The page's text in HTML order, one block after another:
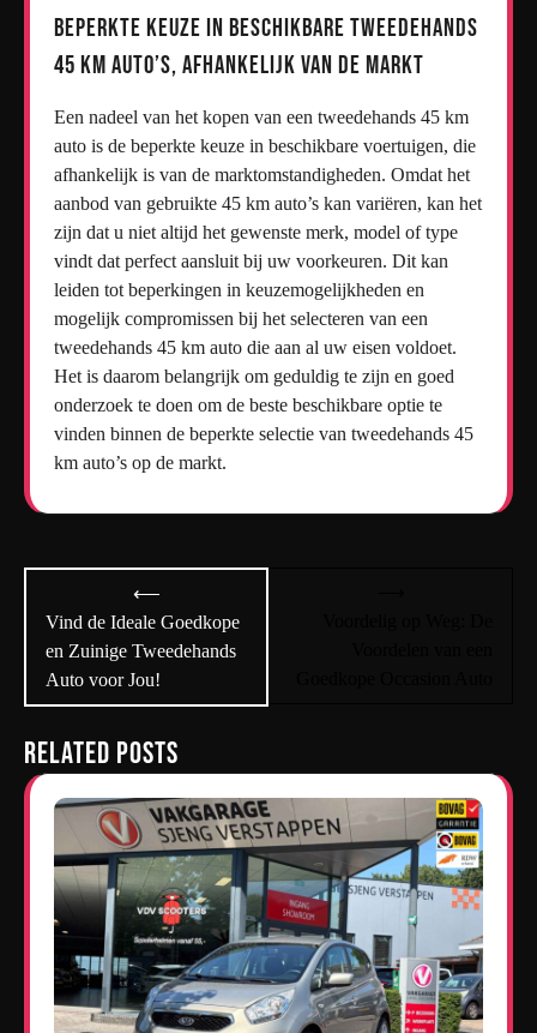
Beperkte keuze in beschikbare tweedehands
45 km auto’s, afhankelijk van de markt
Een nadeel van het kopen van een tweedehands 45 km
auto is de beperkte keuze in beschikbare voertuigen, die
afhankelijk is van de marktomstandigheden. Omdat het
aanbod van gebruikte 45 km auto’s kan variëren, kan het
zijn dat u niet altijd het gewenste merk, model of type
vindt dat perfect aansluit bij uw voorkeuren. Dit kan
leiden tot beperkingen in keuzemogelijkheden en
mogelijk compromissen bij het selecteren van een
tweedehands 45 km auto die aan al uw eisen voldoet.
Het is daarom belangrijk om geduldig te zijn en goed
onderzoek te doen om de beste beschikbare optie te
vinden binnen de beperkte selectie van tweedehands 45
km auto’s op de markt.
navigatie
⟵
Vind de Ideale Goedkope
en Zuinige Tweedehands
Auto voor Jou!
Related Posts